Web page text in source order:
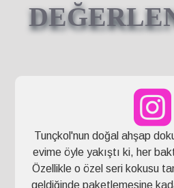
Tunçkol'nun doğal ahşap
evime öyle yakıştı ki, her
Özellikle o özel seri kokusu
geldiğinde paketlemesine